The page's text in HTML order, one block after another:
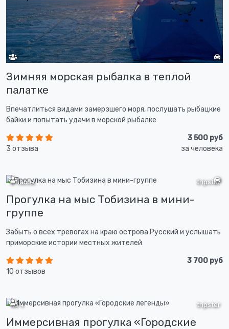
Зимняя морская рыбалка в теплой
палатке
Впечатлиться видами замерзшего моря, послушать рыбацкие
байки и попытать удачи в морской рыбалке
3 отзыва
3 500 руб
за человека
tripster
5 часов
Прогулка на мыс Тобизина в мини-
группе
Забыть о всех тревогах на краю острова Русский и услышать
приморские истории местных жителей
10 отзывов
3 700 руб
tripster
1,5 ч
Иммерсивная прогулка «Городские